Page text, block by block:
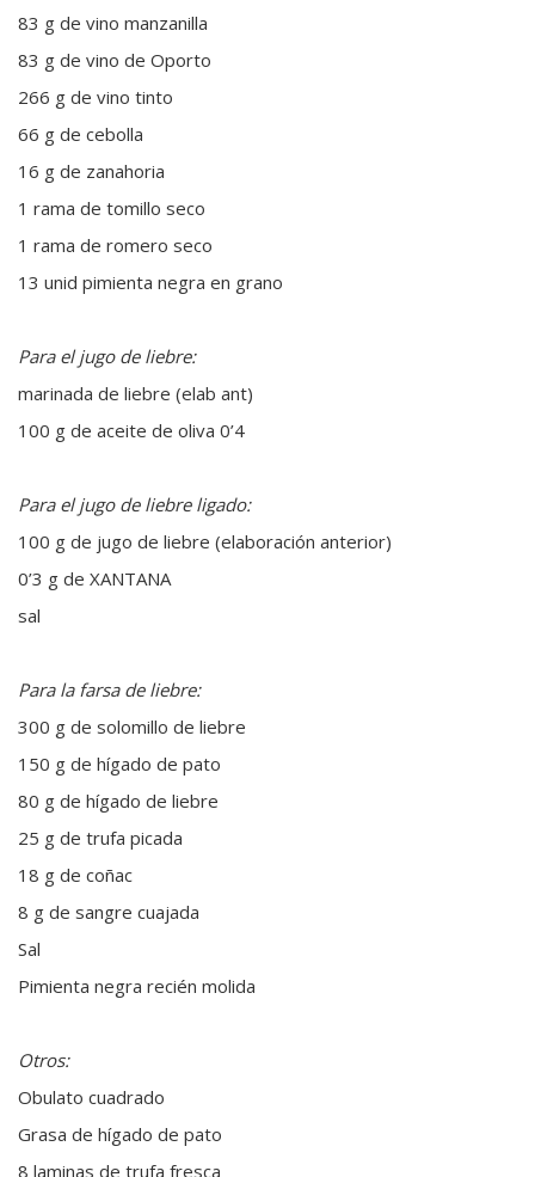
83 g de vino manzanilla
83 g de vino de Oporto
266 g de vino tinto
66 g de cebolla
16 g de zanahoria
1 rama de tomillo seco
1 rama de romero seco
13 unid pimienta negra en grano
Para el jugo de liebre:
marinada de liebre (elab ant)
100 g de aceite de oliva 0’4
Para el jugo de liebre ligado:
100 g de jugo de liebre (elaboración anterior)
0’3 g de XANTANA
sal
Para la farsa de liebre:
300 g de solomillo de liebre
150 g de hígado de pato
80 g de hígado de liebre
25 g de trufa picada
18 g de coñac
8 g de sangre cuajada
Sal
Pimienta negra recién molida
Otros:
Obulato cuadrado
Grasa de hígado de pato
8 laminas de trufa fresca